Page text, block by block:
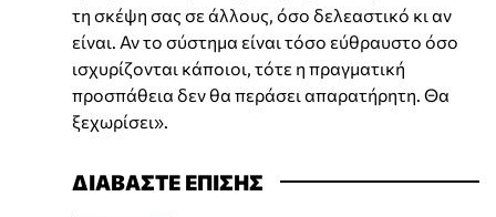
τη σκέψη σας σε άλλους, όσο δελεαστικό κι αν
είναι. Αν το σύστημα είναι τόσο εύθραυστο όσο
ισχυρίζονται κάποιοι, τότε η πραγματική
προσπάθεια δεν θα περάσει απαρατήρητη. Θα
ξεχωρίσει».
ΔΙΑΒΑΣΤΕ ΕΠΙΣΗΣ